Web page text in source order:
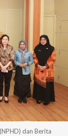
dan Berita